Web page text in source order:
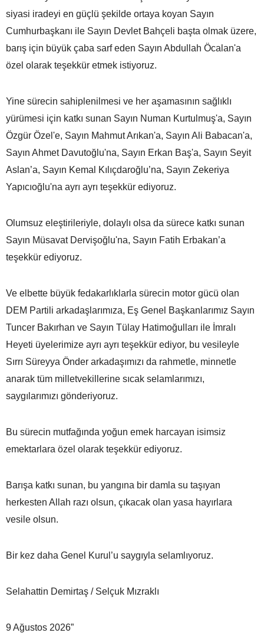
siyasi iradeyi en güçlü şekilde ortaya koyan Sayın
Cumhurbaşkanı ile Sayın Devlet Bahçeli başta olmak üzere,
barış için büyük çaba sarf eden Sayın Abdullah Öcalan'a
özel olarak teşekkür etmek istiyoruz.
Yine sürecin sahiplenilmesi ve her aşamasının sağlıklı
yürümesi için katkı sunan Sayın Numan Kurtulmuş'a, Sayın
Özgür Özel'e, Sayın Mahmut Arıkan'a, Sayın Ali Babacan'a,
Sayın Ahmet Davutoğlu'na, Sayın Erkan Baş'a, Sayın Seyit
Aslan’a, Sayın Kemal Kılıçdaroğlu’na, Sayın Zekeriya
Yapıcıoğlu'na ayrı ayrı teşekkür ediyoruz.
Olumsuz eleştirileriyle, dolaylı olsa da sürece katkı sunan
Sayın Müsavat Dervişoğlu'na, Sayın Fatih Erbakan’a
teşekkür ediyoruz.
Ve elbette büyük fedakarlıklarla sürecin motor gücü olan
DEM Partili arkadaşlarımıza, Eş Genel Başkanlarımız Sayın
Tuncer Bakırhan ve Sayın Tülay Hatimoğulları ile İmralı
Heyeti üyelerimize ayrı ayrı teşekkür ediyor, bu vesileyle
Sırrı Süreyya Önder arkadaşımızı da rahmetle, minnetle
anarak tüm milletvekillerine sıcak selamlarımızı,
saygılarımızı gönderiyoruz.
Bu sürecin mutfağında yoğun emek harcayan isimsiz
emektarlara özel olarak teşekkür ediyoruz.
Barışa katkı sunan, bu yangına bir damla su taşıyan
herkesten Allah razı olsun, çıkacak olan yasa hayırlara
vesile olsun.
Bir kez daha Genel Kurul’u saygıyla selamlıyoruz.
Selahattin Demirtaş / Selçuk Mızraklı
9 Ağustos 2026”